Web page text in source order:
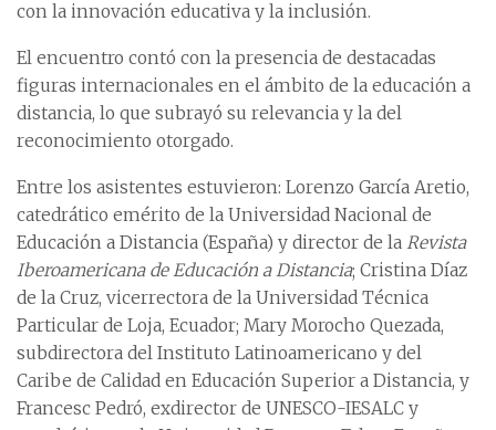
con la innovación educativa y la inclusión.
El encuentro contó con la presencia de destacadas
figuras internacionales en el ámbito de la educación a
distancia, lo que subrayó su relevancia y la del
reconocimiento otorgado.
Entre los asistentes estuvieron: Lorenzo García Aretio,
catedrático emérito de la Universidad Nacional de
Educación a Distancia (España) y director de la Revista
Iberoamericana de Educación a Distancia; Cristina Díaz
de la Cruz, vicerrectora de la Universidad Técnica
Particular de Loja, Ecuador; Mary Morocho Quezada,
subdirectora del Instituto Latinoamericano y del
Caribe de Calidad en Educación Superior a Distancia, y
Francesc Pedró, exdirector de UNESCO-IESALC y